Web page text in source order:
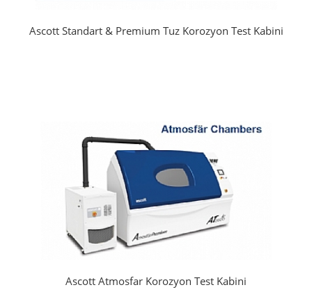
Ascott Standart & Premium Tuz Korozyon Test Kabini
Ascott Atmosfar Korozyon Test Kabini